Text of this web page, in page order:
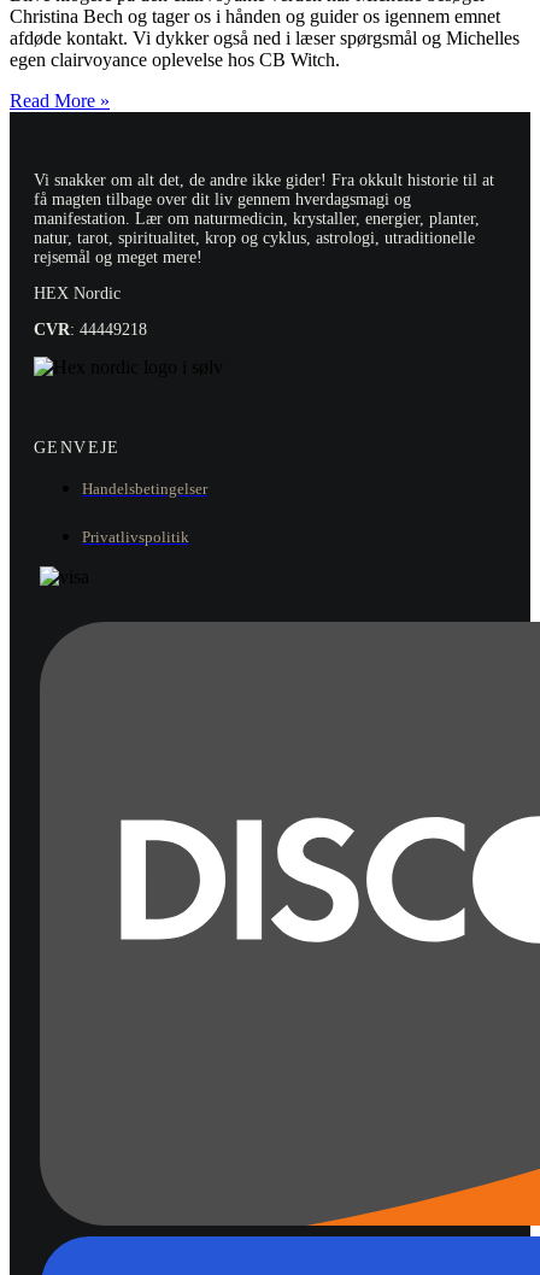
Christina Bech og tager os i hånden og guider os igennem emnet
afdøde kontakt. Vi dykker også ned i læser spørgsmål og Michelles
egen clairvoyance oplevelse hos CB Witch.
Read More »
Vi snakker om alt det, de andre ikke gider! Fra okkult historie til at
få magten tilbage over dit liv gennem hverdagsmagi og
manifestation. Lær om naturmedicin, krystaller, energier, planter,
natur, tarot, spiritualitet, krop og cyklus, astrologi, utraditionelle
rejsemål og meget mere!
HEX Nordic
CVR: 44449218
GENVEJE
Handelsbetingelser
Privatlivspolitik